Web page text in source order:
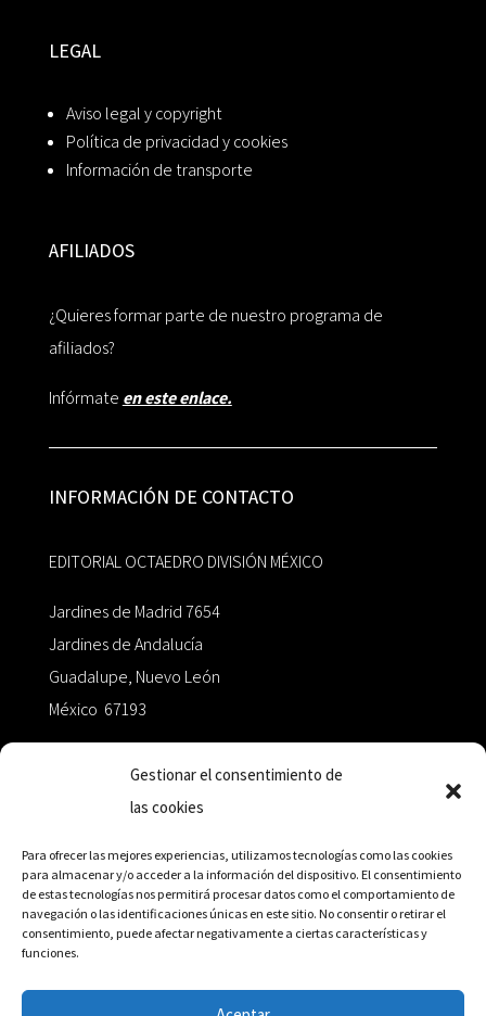
Gestionar el consentimiento de
las cookies
Para ofrecer las mejores experiencias, utilizamos tecnologías como las cookies
para almacenar y/o acceder a la información del dispositivo. El consentimiento
de estas tecnologías nos permitirá procesar datos como el comportamiento de
navegación o las identificaciones únicas en este sitio. No consentir o retirar el
consentimiento, puede afectar negativamente a ciertas características y
funciones.
LEGAL
Aviso legal y copyright
Política de privacidad y cookies
Información de transporte
AFILIADOS
¿Quieres formar parte de nuestro programa de
afiliados?
Infórmate en este enlace.
INFORMACIÓN DE CONTACTO
EDITORIAL OCTAEDRO DIVISIÓN MÉXICO
Jardines de Madrid 7654
Jardines de Andalucía
Guadalupe, Nuevo León
México 67193
+52 811.499.5638
RED DE DISTRIBUCIÓN